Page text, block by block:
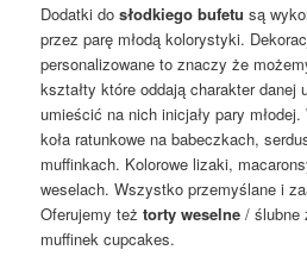
Dodatki dosłodkiego bufetu są
przez parę młodą kolorystyki.
personalizowane to znaczy że
kształty które oddają charakter
umieścić na nich inicjały pary
koła ratunkowe na babeczkach,
muffinkach. Kolorowe lizaki,
weselach. Wszystko przemyślane i
Oferujemy teżtorty weselne / ślubne
muffinek cupcakes.